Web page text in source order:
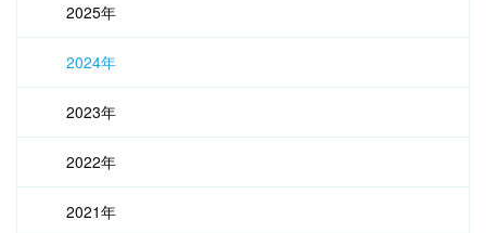
2025年
2024年
2023年
2022年
2021年